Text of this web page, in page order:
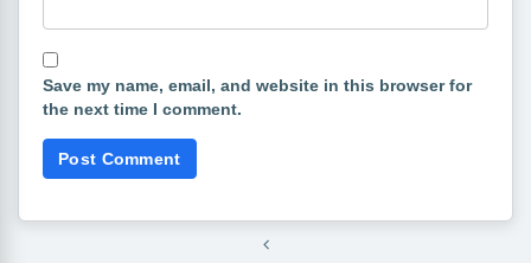
Save my name, email, and website in this browser for
the next time I comment.